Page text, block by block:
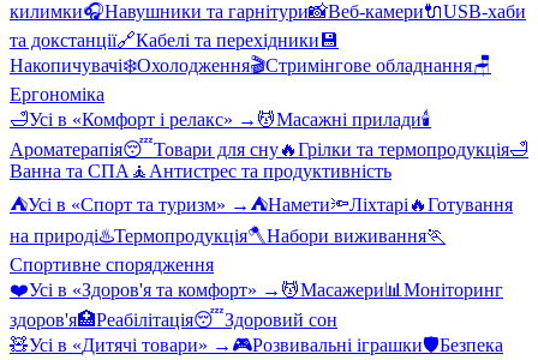
килимки🎧Навушники та гарнітури📸Веб-камери🔌USB-хаби
та докстанції🔗Кабелі та перехідники 💾
Накопичувачі❄️Охолодження🎬Стримінгове обладнання🪑
Ергономіка
🛁Усі в «Комфорт і релакс» → 💆Масажні прилади🕯️
Ароматерапія😴Товари для сну🔥Грілки та термопродукція🛁
Ванна та СПА 🧘 Антистрес та продуктивність
⛺Усі в «Спорт та туризм» → ⛺Намети🔦Ліхтарі 🔥Готування
на природі♨️Термопродукція🪓Набори виживання🏃
Спортивне спорядження
❤️Усі в «Здоров'я та комфорт» → 💆Масажери📊 Моніторинг
здоров'я🏥Реабілітація😴Здоровий сон
🧸Усі в «Дитячі товари» → 🎮Розвивальні іграшки🛡️Безпека